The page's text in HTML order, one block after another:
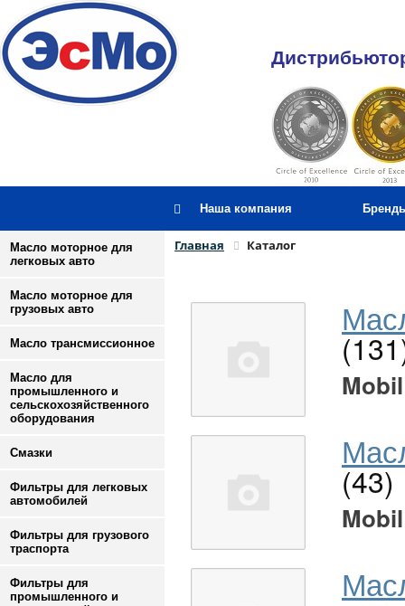
Наша компания
Масло моторное для
легковых авто
Масло моторное для
грузовых авто
Масло трансмиссионное
Масло для
промышленного и
сельскохозяйственного
оборудования
Смазки
Фильтры для легковых
автомобилей
Фильтры для грузового
траспорта
Фильтры для
промышленного и
Главная Каталог
Mobil
(43)
Mobil